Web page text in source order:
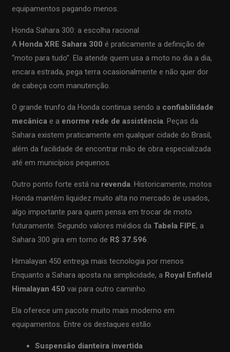
equipamentos pagando menos.
Honda Sahara 300: a escolha racional
A Honda XRE Sahara 300 é praticamente a definição de
“moto para tudo”. Ela atende quem usa a moto no dia a dia,
encara estrada, pega terra ocasionalmente e não quer dor
de cabeça com manutenção.
O grande trunfo da Honda continua sendo a confiabilidade
mecânica e a enorme rede de assistência . Peças da
Sahara existem praticamente em qualquer cidade do Brasil,
além da facilidade de encontrar mão de obra especializada
até em municípios pequenos.
Outro ponto forte está na revenda . Historicamente, motos
Honda mantêm liquidez muito alta no mercado de usados,
algo importante para quem pensa em trocar de moto
futuramente. Segundo valores médios da Tabela FIPE, a
Sahara 300 gira em torno de R$ 37.596
Himalayan 450 entrega mais tecnologia por menos
Enquanto a Sahara aposta na simplicidade, a Royal Enfield
Himalayan 450 vai para outro caminho.
Ela oferece um pacote muito mais moderno em
equipamentos. Entre os destaques estão:
Suspensão dianteira invertida